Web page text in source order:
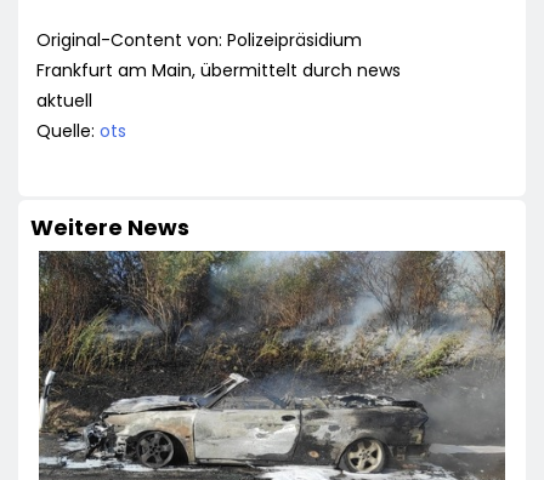
Original-Content von: Polizeipräsidium
Frankfurt am Main, übermittelt durch news
aktuell
Quelle: ots
Weitere News